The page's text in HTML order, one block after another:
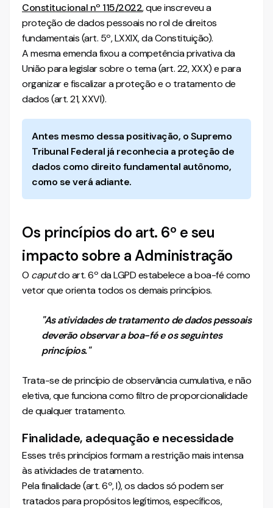
Constitucional nº 115/2022, que inscreveu a
proteção de dados pessoais no rol de direitos
fundamentais (art. 5º, LXXIX, da Constituição).
A mesma emenda fixou a competência privativa da
União para legislar sobre o tema (art. 22, XXX) e para
organizar e fiscalizar a proteção e o tratamento de
dados (art. 21, XXVI).
Antes mesmo dessa positivação, o Supremo
Tribunal Federal já reconhecia a proteção de
dados como direito fundamental autônomo,
como se verá adiante.
Os princípios do art. 6º e seu
impacto sobre a Administração
O caputdo art. 6º da LGPD estabelece a boa-fé como
vetor que orienta todos os demais princípios.
"As atividades de tratamento de dados pessoais
deverão observar a boa-fé e os seguintes
princípios."
Trata-se de princípio de observância cumulativa, e não
eletiva, que funciona como filtro de proporcionalidade
de qualquer tratamento.
Finalidade, adequação e necessidade
Esses três princípios formam a restrição mais intensa
às atividades de tratamento.
Pela finalidade (art. 6º, I), os dados só podem ser
tratados para propósitos legítimos, específicos,